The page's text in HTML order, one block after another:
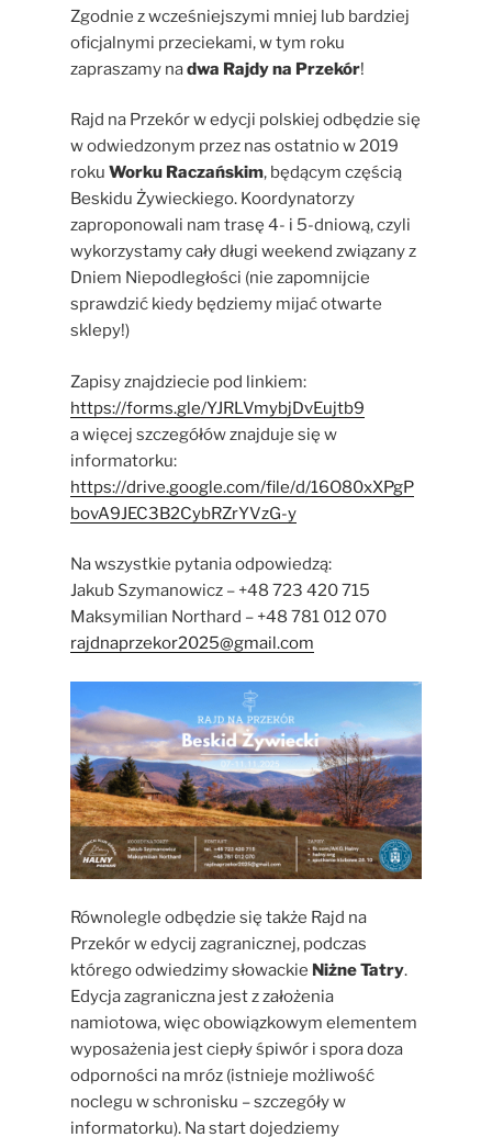
Zgodnie z wcześniejszymi mniej lub bardziej
oficjalnymi przeciekami, w tym roku
zapraszamy nadwa Rajdy na Przekór!
Rajd na Przekór w edycji polskiej odbędzie się
w odwiedzonym przez nas ostatnio w 2019
roku Worku Raczańskim, będącym częścią
Beskidu Żywieckiego. Koordynatorzy
zaproponowali nam trasę 4- i 5-dniową, czyli
wykorzystamy cały długi weekend związany z
Dniem Niepodległości (nie zapomnijcie
sprawdzić kiedy będziemy mijać otwarte
sklepy!)
Zapisy znajdziecie pod linkiem:
https://forms.gle/YJRLVmybjDvEujtb9
a więcej szczegółów znajduje się w
informatorku:
https://drive.google.com/file/d/16O80xXPgP
bovA9JEC3B2CybRZrYVzG-y
Na wszystkie pytania odpowiedzą:
Jakub Szymanowicz – +48 723 420 715
Maksymilian Northard – +48 781 012 070
rajdnaprzekor2025@gmail.com
Równolegle odbędzie się także Rajd na
Przekór w edycij zagranicznej, podczas
którego odwiedzimy słowackie Niżne Tatry.
Edycja zagraniczna jest z założenia
namiotowa, więc obowiązkowym elementem
wyposażenia jest ciepły śpiwór i spora doza
odporności na mróz (istnieje możliwość
noclegu w schronisku – szczegóły w
informatorku). Na start dojedziemy